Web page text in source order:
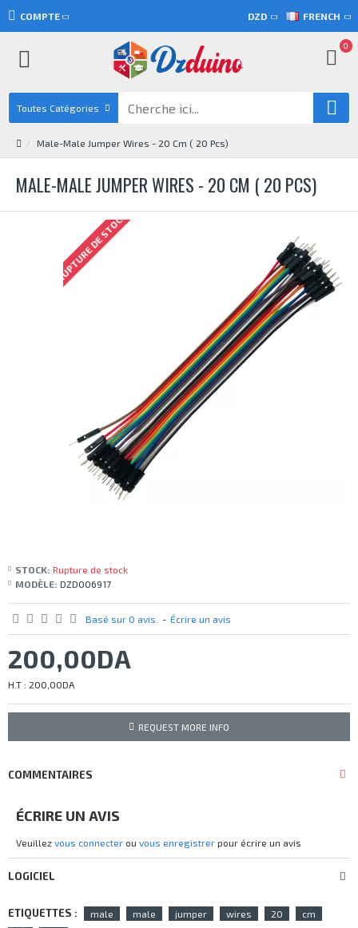
COMPTE DZD FRENCH
0
Toutes Catégories
Male-Male Jumper Wires - 20 Cm ( 20 Pcs)
MALE-MALE JUMPER WIRES - 20 CM ( 20 PCS)
RUPTURE DE STOCK
STOCK: Rupture de stock
MODÈLE: DZD006917
Basé sur 0 avis. - Écrire un avis
200,00DA
H.T : 200,00DA
REQUEST MORE INFO
COMMENTAIRES
ÉCRIRE UN AVIS
Veuillez vous connecter ou vous enregistrer pour écrire un avis
LOGICIEL
ETIQUETTES : male male jumper wires 20
cm